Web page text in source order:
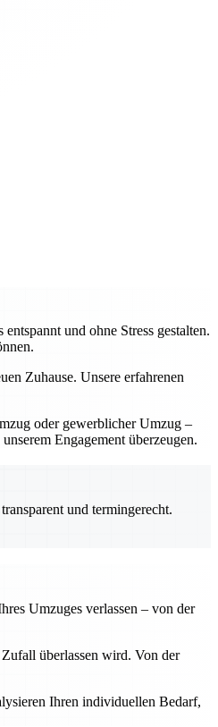
und ohne Stress gestalten.
Zuhause. Unsere erfahrenen
oder gewerblicher Umzug –
Engagement überzeugen.
und termingerecht.
Umzuges verlassen – von der
überlassen wird. Von der
Ihren individuellen Bedarf,